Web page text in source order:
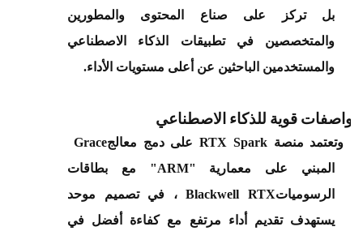
بل تركز على صناع المحتوى والمطورين
والمتخصصين في تطبيقات الذكاء الاصطناعي
والمستخدمين الباحثين عن أعلى مستويات الأداء.
مواصفات قوية للذكاء الاصطناعي
وتعتمد منصة RTX Spark على دمج معالجGrace
المبني على معمارية "ARM" مع بطاقات
الرسومياتBlackwell RTX، في تصميم موحد
يستهدف تقديم أداء مرتفع مع كفاءة أفضل في